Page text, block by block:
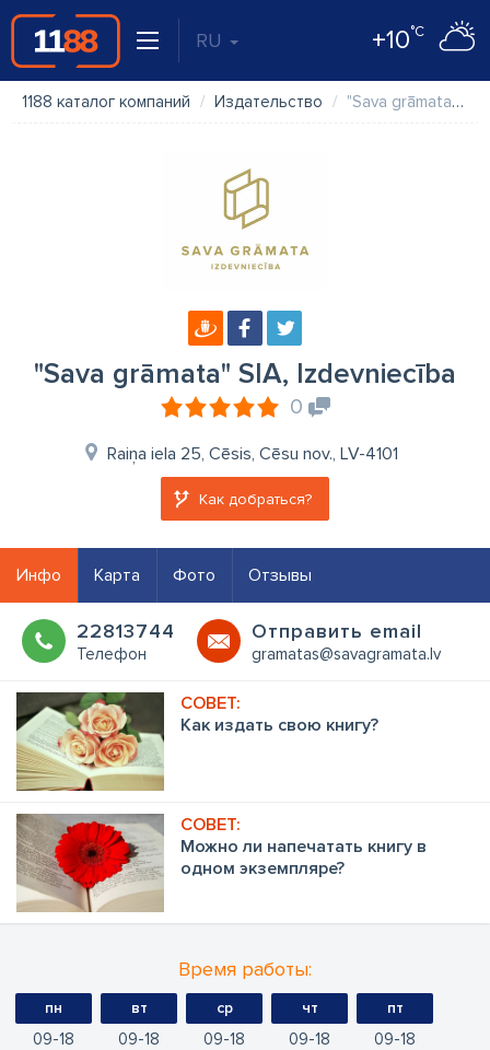
RU +10°C
1188 каталог компаний Издательство "Sava grāmata" SIA, Izdevniecība
"Sava grāmata" SIA, Izdevniecība
0
Raiņa iela 25, Cēsis, Cēsu nov., LV-4101
Как добраться?
Инфо Карта Фото Отзывы
22813744
Телефон
Oтправить email
gramatas@savagramata.lv
Как издать свою книгу?
Можно ли напечатать книгу в
одном экземпляре?
Время работы:
пн
09 18
вт
09 18
ср
09 18
чт
09 18
пт
09 18